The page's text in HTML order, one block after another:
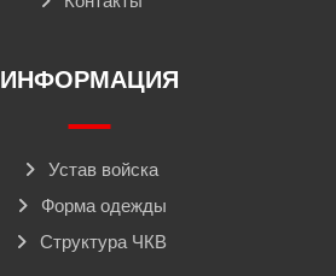
ИНФОРМАЦИЯ
Устав войска
Форма одежды
Структура ЧКВ